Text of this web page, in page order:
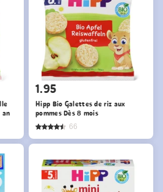
an
1.95
Hipp Bio Galettes de riz aux
pommes Dès 8 mois
66